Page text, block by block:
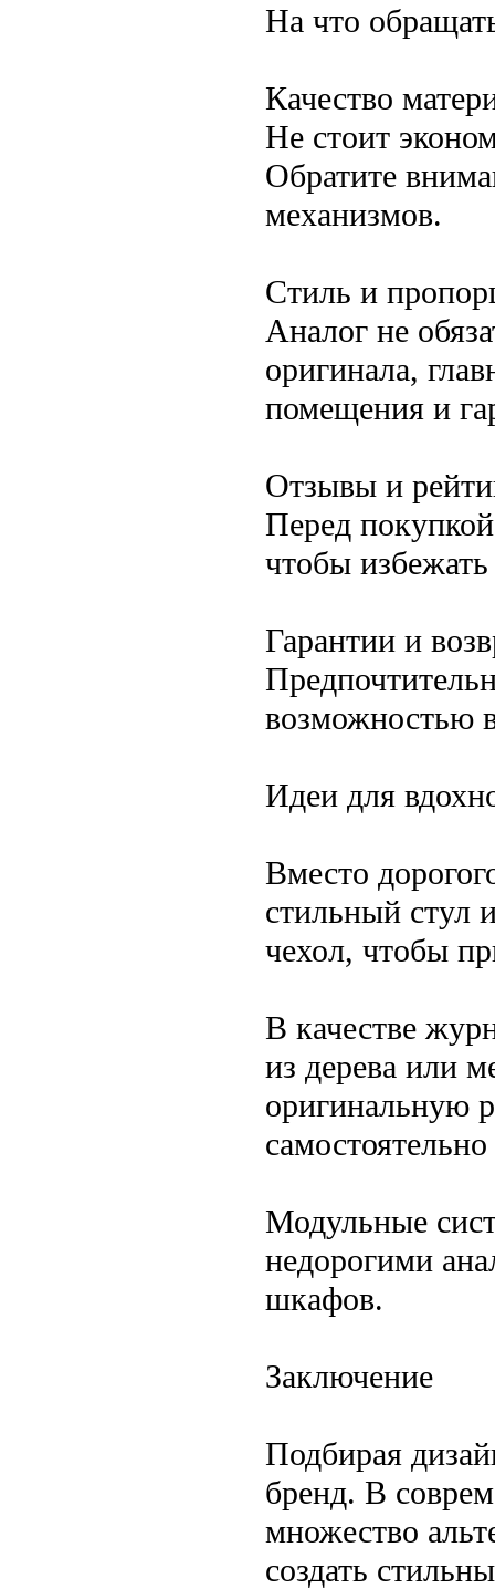
На что
Качество
Не стоит
Обратите
механизмов.
Стиль и
Аналог не
оригинала,
помещения и
Отзывы и
Перед
чтобы
Гарантии и
возможностью
Идеи для
Вместо
стильный
чехол, чтобы
В качестве
из дерева или
оригинальную
Модульные
недорогими
шкафов.
Заключение
Подбирая
бренд. В
множество
создать